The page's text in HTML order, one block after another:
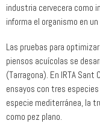
industria cervecera como
informa el organismo en
Las pruebas para
piensos acuícolas se
(Tarragona). En IRTA Sant
ensayos con tres
especie mediterránea, la
como pez plano.